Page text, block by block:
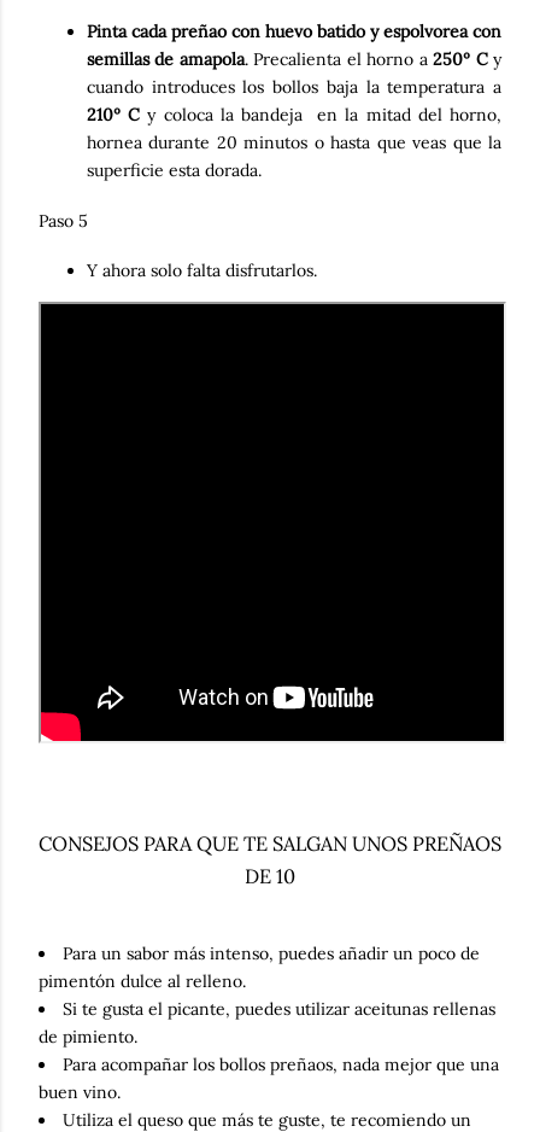
Pinta cada preñao con huevo batido y espolvorea con
semillas de amapola. Precalienta el horno a250º Cy
cuando introduces los bollos baja la temperatura a
210º Cy coloca la bandeja en la mitad del horno,
hornea durante 20 minutos o hasta que veas que la
superficie esta dorada.
Paso 5
Y ahora solo falta disfrutarlos.
CONSEJOS PARA QUE TE SALGAN UNOS PREÑAOS
DE 10
Para un sabor más intenso, puedes añadir un poco de
pimentón dulce al relleno.
Si te gusta el picante, puedes utilizar aceitunas rellenas
de pimiento.
Para acompañar los bollos preñaos, nada mejor que una
buen vino.
Utiliza el queso que más te guste, te recomiendo un